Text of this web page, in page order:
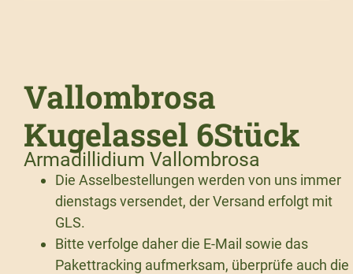
Vallombrosa
Kugelassel 6Stück
Armadillidium Vallombrosa
Die Asselbestellungen werden von uns immer
dienstags versendet, der Versand erfolgt mit
GLS.
Bitte verfolge daher die E-Mail sowie das
Pakettracking aufmerksam, überprüfe auch die